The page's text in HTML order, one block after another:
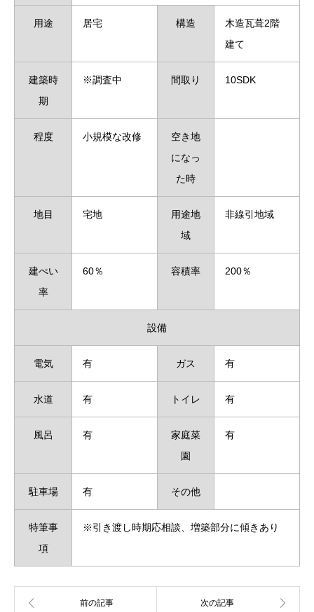
用途 居宅 構造
木造瓦葺2階
建て
建築時
期
※調査中 間取り 10SDK
程度 小規模な改修
空き地
になっ
た時
地目 宅地
用途地
域
非線引地域
建ぺい
率
60％ 容積率 200％
設備
電気 有 ガス 有
水道 有 トイレ 有
風呂 有
家庭菜
園
有
駐車場 有 その他
特筆事
項
※引き渡し時期応相談、増築部分に傾きあり